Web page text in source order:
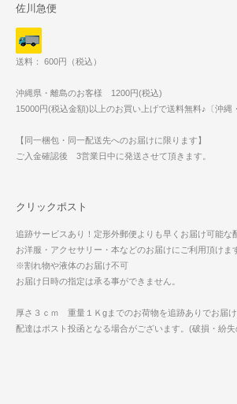
佐川急便
送料： 600円（税込）
沖縄県・離島のお客様 1200円(税込)
15000円(税込金額)以上のお買い上げで送料無料♪〔沖縄
【同一梱包・同一配送先へのお届けに限ります】
ご入金確認後 3営業日中に発送させて頂きます。
クリックポスト
追跡サービスあり！定形外郵便よりも早くお届け可能な
お洋服・アクセサリー・本などのお届けにご利用頂けま
※割れ物や液体のお届け不可
お届け日時の指定は承る事ができません。
厚さ３ｃｍ 重量１Ｋgまでのお荷物を追跡ありでお届
配達はポスト投函となる場合がございます。(破損・紛